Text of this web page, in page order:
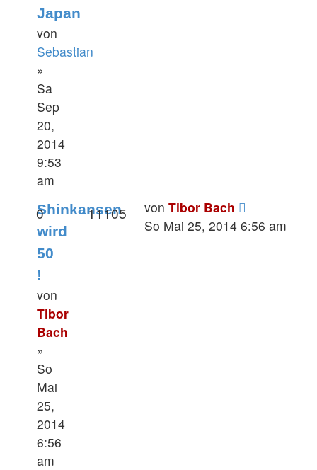
Japan
von
Sebastian
»
Sa
Sep
20,
2014
9:53
am
Shinkansen
wird
50
!
von
Tibor
Bach
»
So
Mai
25,
2014
6:56
am
0 11105 von Tibor Bach
So Mai 25, 2014 6:56 am